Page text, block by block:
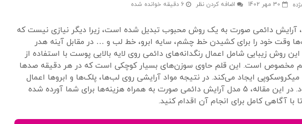
30 مهر 1402 اضافه کردن نظر 6 دقیقه خوانده شده
آرایش دائمی صورت به یک روش محبوب تبدیل شده است، زیرا دیگر نیازی نیست که
وقت خود را برای کشیدن خط چشم، سایه ابرو، خط لب و … در مقابل آینه هدر
روش زیبایی شامل اعمال رنگدانه‌های دائمی روی لایه بالایی پوست با استفاده از
مخصوص است. این قلم حاوی سوزن‌های بسیار کوچکی است که در هر دقیقه صدها
میکروسکوپی ایجاد می‌کند. در نتیجه مواد آرایشی روی لب‌ها، پلک‌ها و ابروها اعمال
می‌شود. در این مقاله، 5 مدل آرایش دائمی صورت به همراه هزینه‌ها برای شما آورده شده‌
با آگاهی کامل برای انجام آن اقدام کنید.